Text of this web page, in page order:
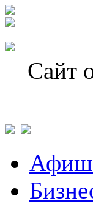
Сайт